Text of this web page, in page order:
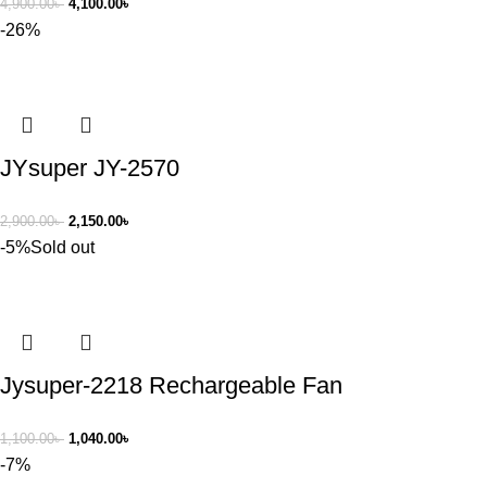
4,900.00৳ 4,100.00৳
-26%
JYsuper JY-2570
2,900.00৳ 2,150.00৳
-5%Sold out
Jysuper-2218 Rechargeable Fan
1,100.00৳ 1,040.00৳
-7%